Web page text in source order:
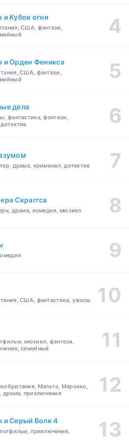
и Кубок огня
США, фэнтези,
и Орден Феникса
США, фэнтези,
дела
фантастика, фэнтези,
драма, криминал, детектив
Скраггса
драма, комедия, мюзикл
США, фантастика, ужасы
мюзикл, фэнтези,
семейный
Мальта, Марокко,
драма, приключения
и Серый Волк 4
приключения,